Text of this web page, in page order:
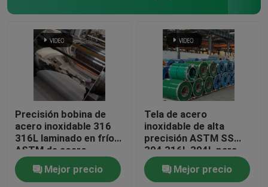
Precisión bobina de
acero inoxidable 316
316L laminado en frío
ASTM de acero
inoxidable
Mejor precio
Tela de acero
inoxidable de alta
precisión ASTM SS
304 316L 304L para
utensilios de cocina
Mejor precio